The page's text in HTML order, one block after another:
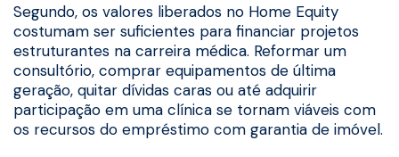
Segundo, os valores liberados no Home Equity
costumam ser suficientes para financiar projetos
estruturantes na carreira médica. Reformar um
consultório, comprar equipamentos de última
geração, quitar dívidas caras ou até adquirir
participação em uma clínica se tornam viáveis com
os recursos do empréstimo com garantia de imóvel.